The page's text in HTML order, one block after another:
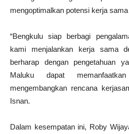
mengoptimalkan potensi kerja
“Bengkulu siap berbagi
kami menjalankan kerja sama
berharap dengan pengetahuan
Maluku dapat
mengembangkan rencana
Isnan.
Dalam kesempatan ini, Roby